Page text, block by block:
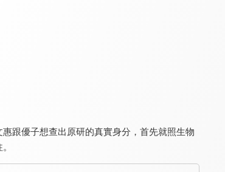
8.8 7.3
劇場版 超人力霸王特利卡：特別篇Z(中文版) 8.0
刀劍神域 Alicization
跟優子想查出原研的真實身分，首先就照生物